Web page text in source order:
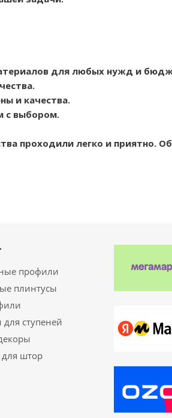
для любых нужд и
и качества.
с выбором.
проходили легко и приятно.
профили
плинтусы
ступеней
штор